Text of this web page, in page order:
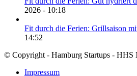
2026 - 10:18
Fit durch die Ferien: Grillsaison
14:52
© Copyright - Hamburg Startups - HHS
Impressum